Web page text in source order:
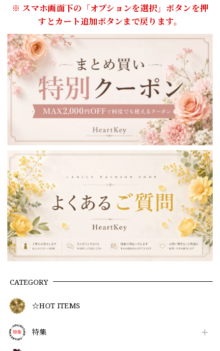
CATEGORY
☆HOT ITEMS
特集
※ スマホ画面下の「オプションを選択」ボタンを押
すとカート追加ボタンまで戻ります。